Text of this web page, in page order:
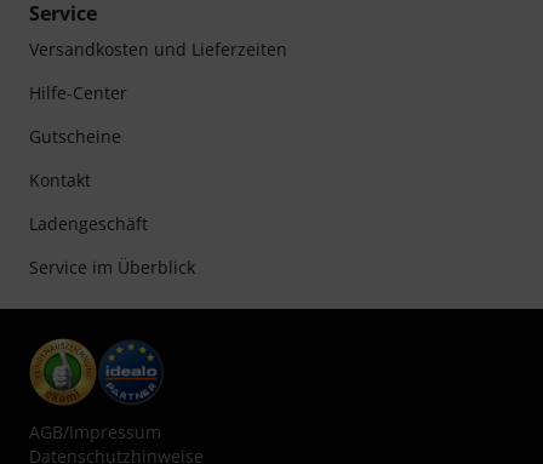
Service
Versandkosten und Lieferzeiten
Hilfe-Center
Gutscheine
Kontakt
Ladengeschäft
Service im Überblick
AGB/Impressum
Datenschutzhinweise